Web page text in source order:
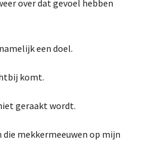
over dat gevoel hebben
een doel.
komt.
geraakt wordt.
mekkermeeuwen op mijn